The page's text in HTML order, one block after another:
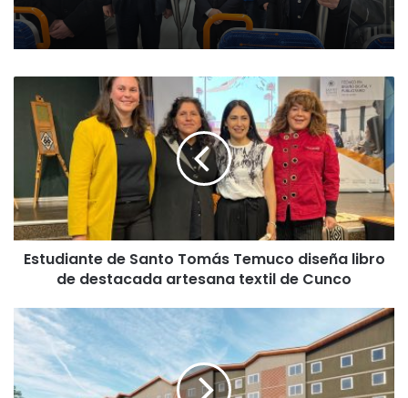
a
n
t
S
t
o
Estudiante de Santo Tomás Temuco diseña libro
de destacada artesana textil de Cunco
C
i
e